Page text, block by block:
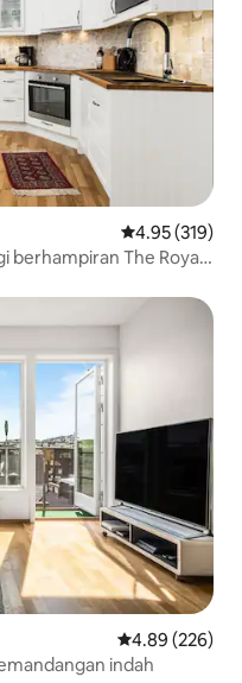
Penarafan
4.95 (319)
berhampiran The Royal
Penarafan
4.89 (226)
indah